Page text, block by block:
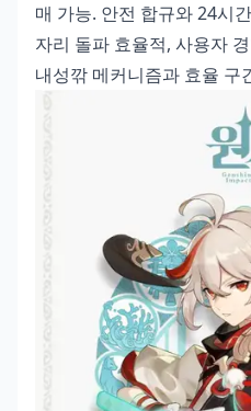
매 가능. 안전 합규와 24시
자리 돌파 효율적, 사용자
내성깎 메커니즘과 효율 구